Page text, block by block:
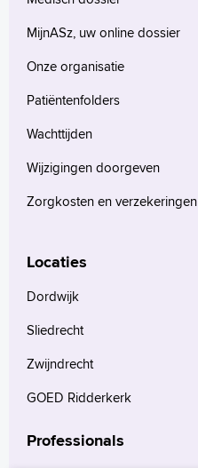
MijnASz, uw online dossier
Onze organisatie
Patiëntenfolders
Wachttijden
Wijzigingen doorgeven
Zorgkosten en verzekeringen
Locaties
Dordwijk
Sliedrecht
Zwijndrecht
GOED Ridderkerk
Professionals